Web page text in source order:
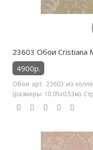
23603 Обои Cristiana
4900р.
Обои арт. 23603 из
(размеры: 10.05х0.53м).